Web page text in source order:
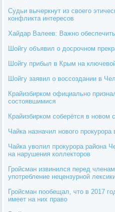
Судьи вычеркнут из своего
конфликта интересов
Хайдар Валеев: Важно
Шойгу объявил о досрочном
Шойгу прибыл в Крым на
Шойгу заявил о воссоздании в
Крайизбирком официально
состоявшимися
Крайизбирком соберётся в новом
Чайка назначил нового прокурора
Чайка уволил прокурора района
на нарушения коллекторов
Гройсман извинился перед
употребление нецензурной
Гройсман пообещал, что в 2017
имеет на них право